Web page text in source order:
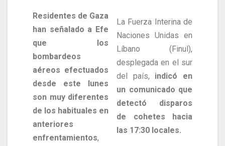
Residentes de Gaza
han señalado a Efe
que los
bombardeos
aéreos efectuados
desde este lunes
son muy diferentes
de los habituales en
anteriores
enfrentamientos,
La Fuerza Interina de
Naciones Unidas en
Líbano (Finul),
desplegada en el sur
del país, indicó en
un comunicado que
detectó disparos
de cohetes hacia
las 17:30 locales.